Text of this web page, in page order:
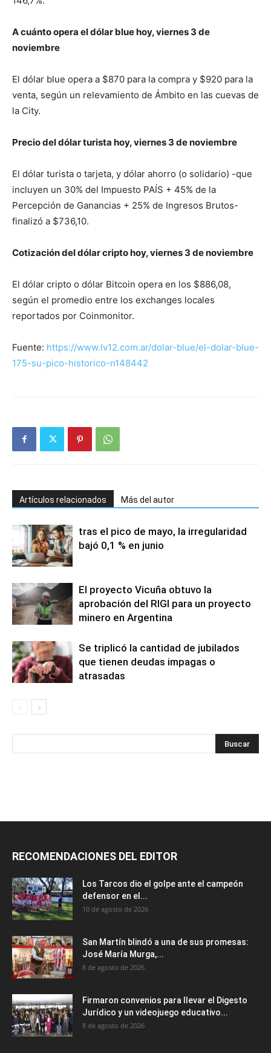
A cuánto opera el dólar blue hoy, viernes 3 de
noviembre
El dólar blue opera a $870 para la compra y $920 para la
venta, según un relevamiento de Ámbito en las cuevas de
la City.
Precio del dólar turista hoy, viernes 3 de noviembre
El dólar turista o tarjeta, y dólar ahorro (o solidario) -que
incluyen un 30% del Impuesto PAÍS + 45% de la
Percepción de Ganancias + 25% de Ingresos Brutos-
finalizó a $736,10.
Cotización del dólar cripto hoy, viernes 3 de noviembre
El dólar cripto o dólar Bitcoin opera en los $886,08,
según el promedio entre los exchanges locales
reportados por Coinmonitor.
Fuente: https://www.lv12.com.ar/dolar-blue/el-dolar-blue-
175-su-pico-historico-n148442
Artículos relacionados Más del autor
tras el pico de mayo, la irregularidad
bajó 0,1 % en junio
El proyecto Vicuña obtuvo la
aprobación del RIGI para un proyecto
minero en Argentina
Se triplicó la cantidad de jubilados
que tienen deudas impagas o
atrasadas
RECOMENDACIONES DEL EDITOR
Los Tarcos dio el golpe ante el campeón
defensor en el...
10 de agosto de 2026
San Martín blindó a una de sus promesas:
José María Murga,...
8 de agosto de 2026
Firmaron convenios para llevar el Digesto
Jurídico y un videojuego educativo...
8 de agosto de 2026